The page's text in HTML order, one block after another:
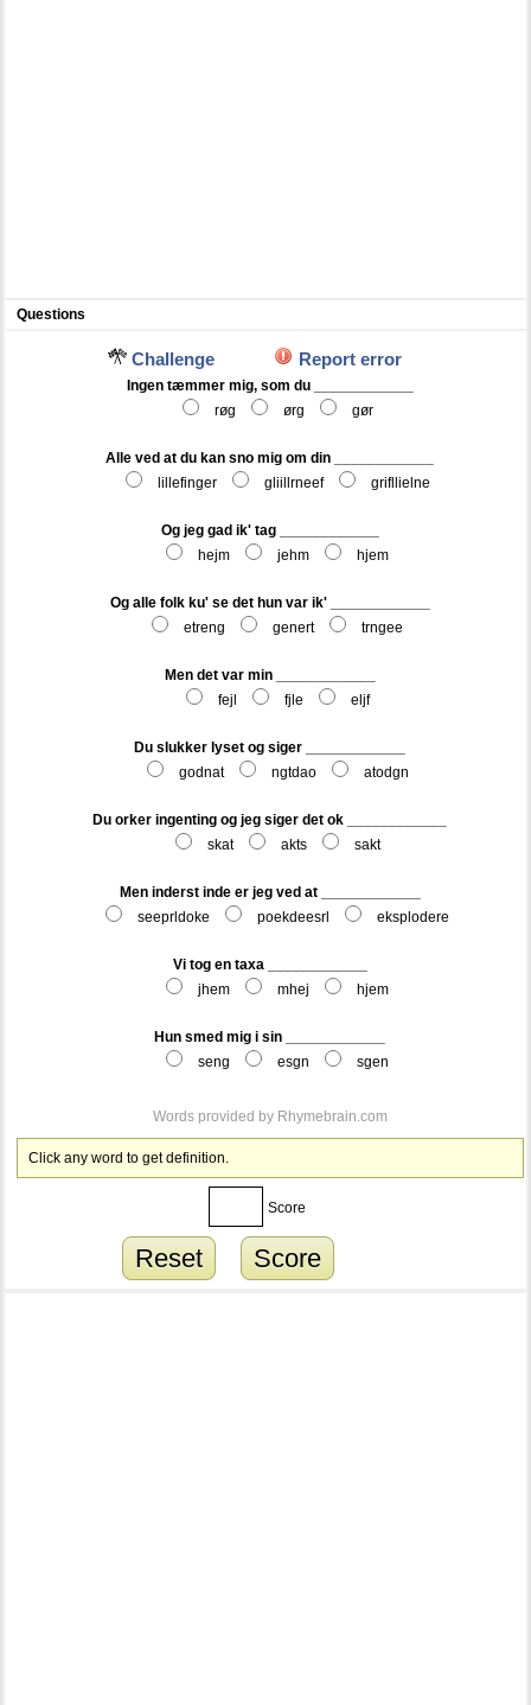
Questions
Challenge Report error
Ingen tæmmer mig, som du ____________
røg
ørg gør
Alle ved at du kan sno mig om din ____________
lillefinger
gliillrneef grifllielne
Og jeg gad ik' tag ____________
hejm
jehm hjem
Og alle folk ku' se det hun var ik' ____________
etreng
genert trngee
Men det var min ____________
fejl
fjle eljf
Du slukker lyset og siger ____________
godnat
ngtdao atodgn
Du orker ingenting og jeg siger det ok ____________
skat
akts sakt
Men inderst inde er jeg ved at ____________
seeprldoke
poekdeesrl eksplodere
Vi tog en taxa ____________
jhem
mhej hjem
Hun smed mig i sin ____________
seng
esgn sgen
Words provided by Rhymebrain.com
Click any word to get definition.
Score
Reset Score